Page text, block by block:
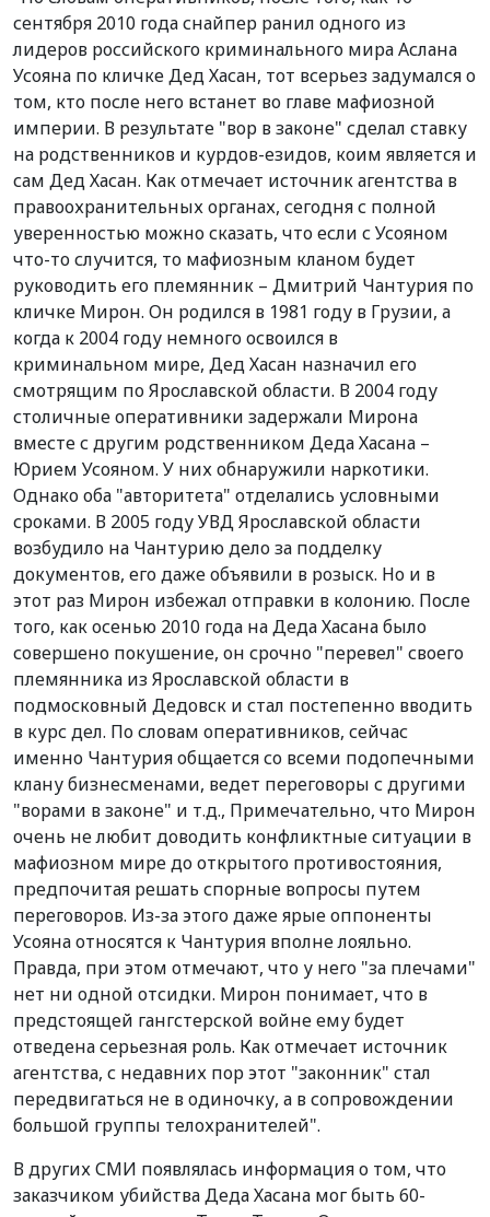
сентября 2010 года снайпер ранил одного из
лидеров российского криминального мира Аслана
Усояна по кличке Дед Хасан, тот всерьез задумался о
том, кто после него встанет во главе мафиозной
империи. В результате "вор в законе" сделал ставку
на родственников и курдов-езидов, коим является и
сам Дед Хасан. Как отмечает источник агентства в
правоохранительных органах, сегодня с полной
уверенностью можно сказать, что если с Усояном
что-то случится, то мафиозным кланом будет
руководить его племянник – Дмитрий Чантурия по
кличке Мирон. Он родился в 1981 году в Грузии, а
когда к 2004 году немного освоился в
криминальном мире, Дед Хасан назначил его
смотрящим по Ярославской области. В 2004 году
столичные оперативники задержали Мирона
вместе с другим родственником Деда Хасана –
Юрием Усояном. У них обнаружили наркотики.
Однако оба "авторитета" отделались условными
сроками. В 2005 году УВД Ярославской области
возбудило на Чантурию дело за подделку
документов, его даже объявили в розыск. Но и в
этот раз Мирон избежал отправки в колонию. После
того, как осенью 2010 года на Деда Хасана было
совершено покушение, он срочно "перевел" своего
племянника из Ярославской области в
подмосковный Дедовск и стал постепенно вводить
в курс дел. По словам оперативников, сейчас
именно Чантурия общается со всеми подопечными
клану бизнесменами, ведет переговоры с другими
"ворами в законе" и т.д., Примечательно, что Мирон
очень не любит доводить конфликтные ситуации в
мафиозном мире до открытого противостояния,
предпочитая решать спорные вопросы путем
переговоров. Из-за этого даже ярые оппоненты
Усояна относятся к Чантурия вполне лояльно.
Правда, при этом отмечают, что у него "за плечами"
нет ни одной отсидки. Мирон понимает, что в
предстоящей гангстерской войне ему будет
отведена серьезная роль. Как отмечает источник
агентства, с недавних пор этот "законник" стал
передвигаться не в одиночку, а в сопровождении
большой группы телохранителей".
В других СМИ появлялась информация о том, что
заказчиком убийства Деда Хасана мог быть 60-